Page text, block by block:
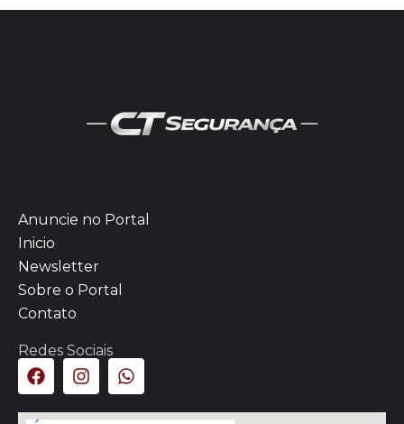
Anuncie no Portal
Inicio
Newsletter
Sobre o Portal
Contato
Redes Sociais